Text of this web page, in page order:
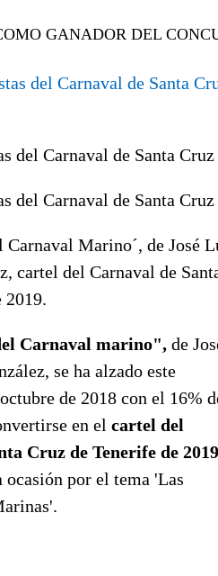
GANADOR DEL
del Carnaval de Santa
del Carnaval de Santa
Carnaval Marino´, de José
cartel del Carnaval de
2019.
Carnaval marino", de
se ha alzado este
de 2018 con el 16%
en el cartel del
Cruz de Tenerife de
ocasión por el tema 'Las